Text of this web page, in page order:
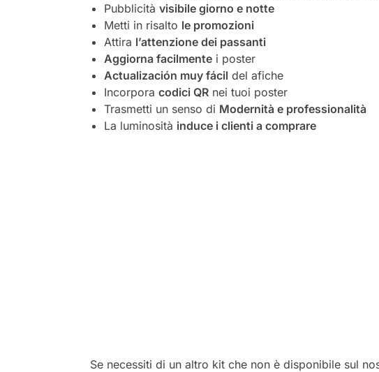
Pubblicità visibile giorno e notte
Metti in risalto le promozioni
Attira l’attenzione dei passanti
Aggiorna facilmentei poster
Actualización muy fácil del afiche
Incorpora codici QRnei tuoi poster
Trasmetti un senso di Modernità e professionalità
La luminosità induce i clienti a comprare
Se necessiti di un altro kit che non è disponibile sul